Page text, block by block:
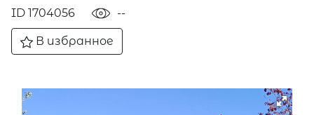
ID 1704056 --
В избранное